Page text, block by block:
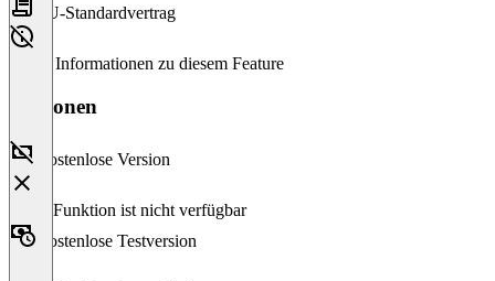
EU-Standardvertrag
Keine Informationen zu diesem Feature
Versionen
Kostenlose Version
Diese Funktion ist nicht verfügbar
Kostenlose Testversion